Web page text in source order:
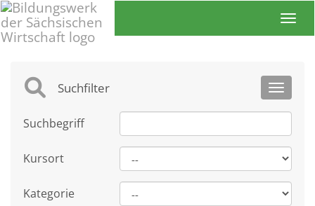
Toggle
Suchfilter
Suchbegriff
Kursort
Kategorie